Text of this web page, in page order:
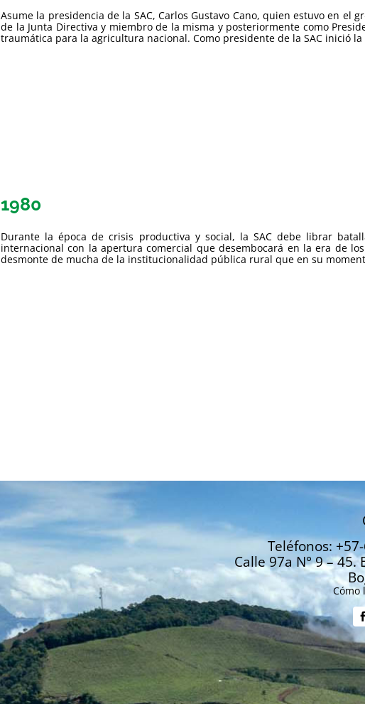
Asume la presidencia de la SAC, Carlos Gustavo Cano, quien estuvo en el
de la Junta Directiva y miembro de la misma y posteriormente como
traumática para la agricultura nacional. Como presidente de la SAC inició
1980
Durante la época de crisis productiva y social, la SAC debe librar
internacional con la apertura comercial que desembocará en la era de
desmonte de mucha de la institucionalidad pública rural que en su
Teléfonos:
Calle 97a N° 9 –
Cómo